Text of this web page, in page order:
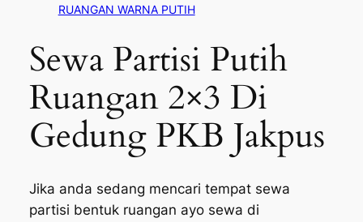
RUANGAN WARNA PUTIH
Sewa Partisi Putih
Ruangan 2×3 Di
Gedung PKB Jakpus
Jika anda sedang mencari tempat sewa
partisi bentuk ruangan ayo sewa di